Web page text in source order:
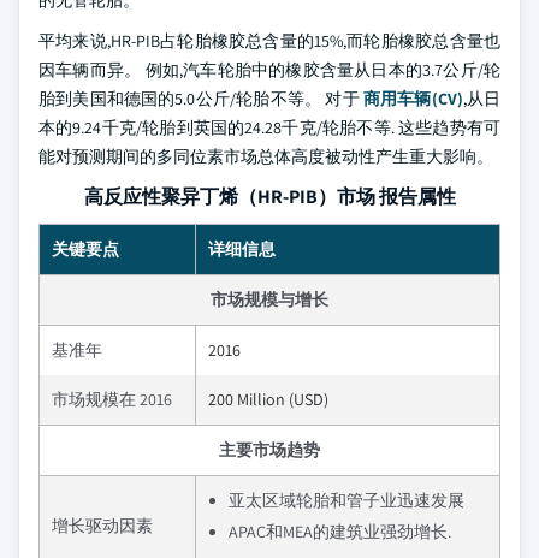
平均来说,HR-PIB占轮胎橡胶总含量的15%,而轮胎橡胶总含量也
因车辆而异。 例如,汽车轮胎中的橡胶含量从日本的3.7公斤/轮
胎到美国和德国的5.0公斤/轮胎不等。 对于商用车辆(CV),从日
本的9.24千克/轮胎到英国的24.28千克/轮胎不等. 这些趋势有可
能对预测期间的多同位素市场总体高度被动性产生重大影响。
高反应性聚异丁烯（HR-PIB）市场 报告属性
关键要点 详细信息
市场规模与增长
基准年 2016
市场规模在 2016 200 Million (USD)
主要市场趋势
增长驱动因素
亚太区域轮胎和管子业迅速发展
APAC和MEA的建筑业强劲增长.